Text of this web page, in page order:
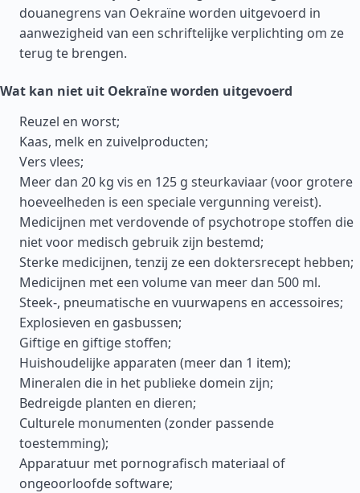
douanegrens van Oekraïne worden uitgevoerd in
aanwezigheid van een schriftelijke verplichting om ze
terug te brengen.
Wat kan niet uit Oekraïne worden uitgevoerd
Reuzel en worst;
Kaas, melk en zuivelproducten;
Vers vlees;
Meer dan 20 kg vis en 125 g steurkaviaar (voor grotere
hoeveelheden is een speciale vergunning vereist).
Medicijnen met verdovende of psychotrope stoffen die
niet voor medisch gebruik zijn bestemd;
Sterke medicijnen, tenzij ze een doktersrecept hebben;
Medicijnen met een volume van meer dan 500 ml.
Steek-, pneumatische en vuurwapens en accessoires;
Explosieven en gasbussen;
Giftige en giftige stoffen;
Huishoudelijke apparaten (meer dan 1 item);
Mineralen die in het publieke domein zijn;
Bedreigde planten en dieren;
Culturele monumenten (zonder passende
toestemming);
Apparatuur met pornografisch materiaal of
ongeoorloofde software;